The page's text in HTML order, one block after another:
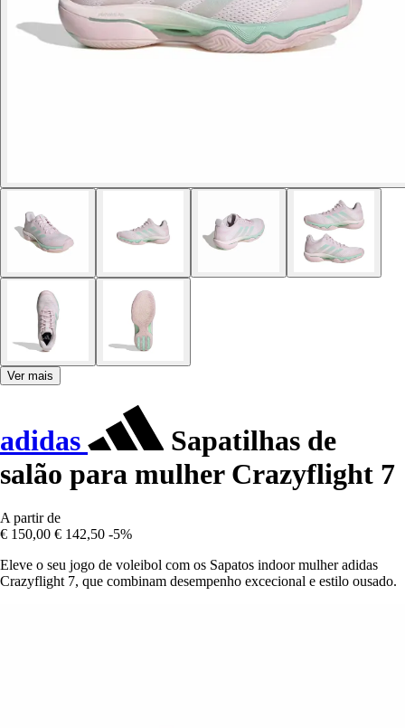
Ver mais
adidas
Sapatilhas de
salão para mulher Crazyflight 7
A partir de
€ 150,00 € 142,50 -5%
Eleve o seu jogo de voleibol com os Sapatos indoor mulher adidas
Crazyflight 7, que combinam desempenho excecional e estilo ousado.